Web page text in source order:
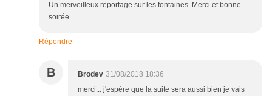
Un merveilleux reportage sur les fontaines .Merci et bonne
soirée.
Répondre
B Brodev 31/08/2018 18:36
merci... j'espère que la suite sera aussi bien je vais